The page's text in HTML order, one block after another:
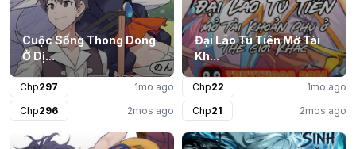
Cuộc Sống Thong Dong
Ở Dị...
Chp297
1mo ago
Chp296 2mos ago
Đại Lão Tu Tiên Mở Tài
Kh...
Chp22
1mo ago
Chp21 2mos ago